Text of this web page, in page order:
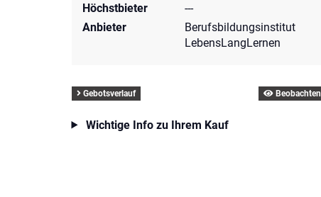
Höchstbieter
---
Anbieter
Berufsbildungsinstitut
LebensLangLernen
Gebotsverlauf Beobachten
Wichtige Info zu Ihrem Kauf